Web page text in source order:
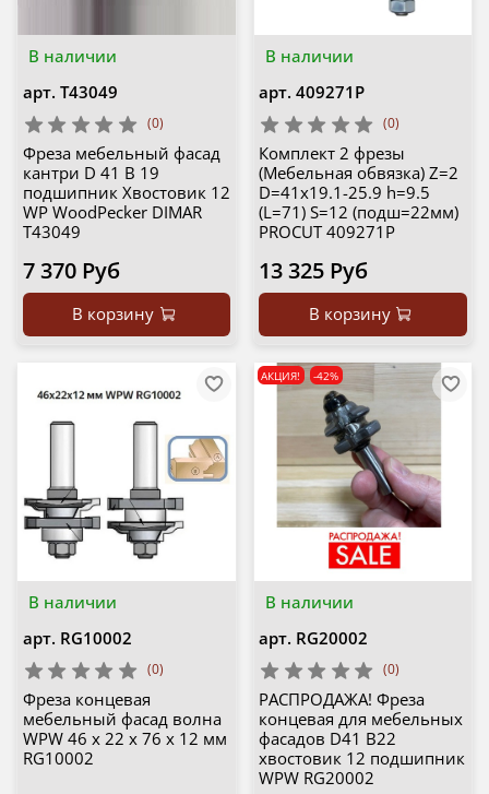
В наличии
арт. T43049
(0)
Фреза мебельный фасад
кантри D 41 B 19
подшипник Хвостовик 12
WP WoodPecker DIMAR
T43049
7 370 Руб
В корзину
В наличии
арт. 409271P
(0)
Комплект 2 фрезы
(Мебельная обвязка) Z=2
D=41x19.1-25.9 h=9.5
(L=71) S=12 (подш=22мм)
PROCUT 409271P
13 325 Руб
В корзину
В наличии
арт. RG10002
(0)
Фреза концевая
мебельный фасад волна
WPW 46 x 22 x 76 x 12 мм
RG10002
В наличии
АКЦИЯ! -42%
арт. RG20002
(0)
РАСПРОДАЖА! Фреза
концевая для мебельных
фасадов D41 B22
хвостовик 12 подшипник
WPW RG20002